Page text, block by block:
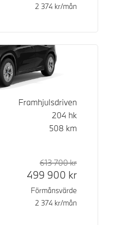
2 374 kr/mån
Framhjulsdriven
204 hk
508 km
Rek. ord
613 700kr
499 900 kr
Förmånsvärde
2 374 kr/mån